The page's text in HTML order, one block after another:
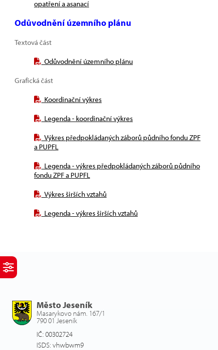
opatření a asanací
Odůvodnění územního plánu
Textová část
Odůvodnění územního plánu
Grafická část
Koordinační výkres
Legenda - koordinační výkres
Výkres předpokládaných záborů půdního fondu ZPF
a PUPFL
Legenda - výkres předpokládaných záborů půdního
fondu ZPF a PUPFL
Výkres širších vztahů
Legenda - výkres širších vztahů
Město Jeseník
Masarykovo nám. 167/1
790 01 Jeseník
IČ: 00302724
ISDS: vhwbwm9